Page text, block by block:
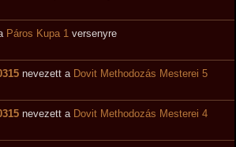
Páros Kupa 1 versenyre
nevezett a Dovit Methodozás Mesterei 5
nevezett a Dovit Methodozás Mesterei 4